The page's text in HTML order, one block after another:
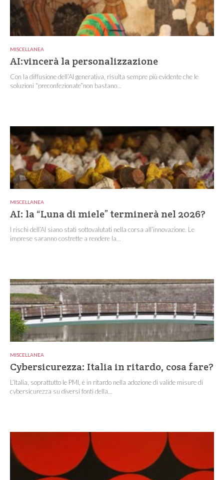
MISCELLANEA
AI:vincerà la personalizzazione
Con la diffusione dell’AI generativa, risulta sempre più evidente che le
soluzioni “preconfezionate”non bastano...
MISCELLANEA
AI: la “Luna di miele” terminerà nel 2026?
I rischi dell’AI siano stati sottovalutati nella corsa all’innovazione. Le
imprese saranno costrette a rendere la...
MISCELLANEA
Cybersicurezza: Italia in ritardo, cosa fare?
L’Italia, soprattutto le PMI, è in ritardo nella adozione di valide misure di
cybersicurezza su diversi fonti della...